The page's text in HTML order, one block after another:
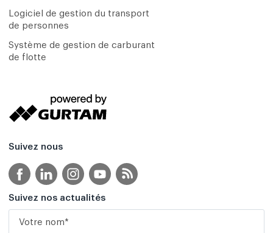
Logiciel de gestion du transport
de personnes
Système de gestion de carburant
de flotte
Suivez nous
Suivez nos actualités